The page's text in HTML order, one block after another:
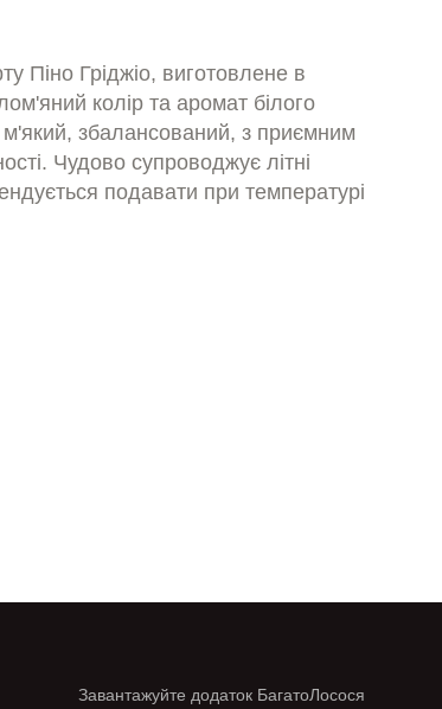
Піно Гріджіо, виготовлене в
колір та аромат білого
м'який, збалансований, з приємним
Чудово супроводжує літні
подавати при температурі
Завантажуйте додаток БагатоЛосося